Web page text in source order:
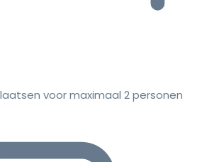
voor maximaal 2 personen